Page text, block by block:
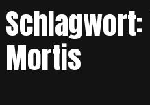
Schlagwort:
Mortis